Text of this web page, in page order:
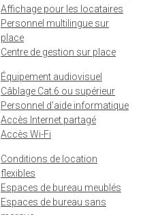
Affichage pour les locataires
Personnel multilingue sur
place
Centre de gestion sur place
Équipement audiovisuel
Câblage Cat.6 ou supérieur
Personnel d'aide informatique
Accès Internet partagé
Accès Wi-Fi
Conditions de location
flexibles
Espaces de bureau meublés
Espaces de bureau sans